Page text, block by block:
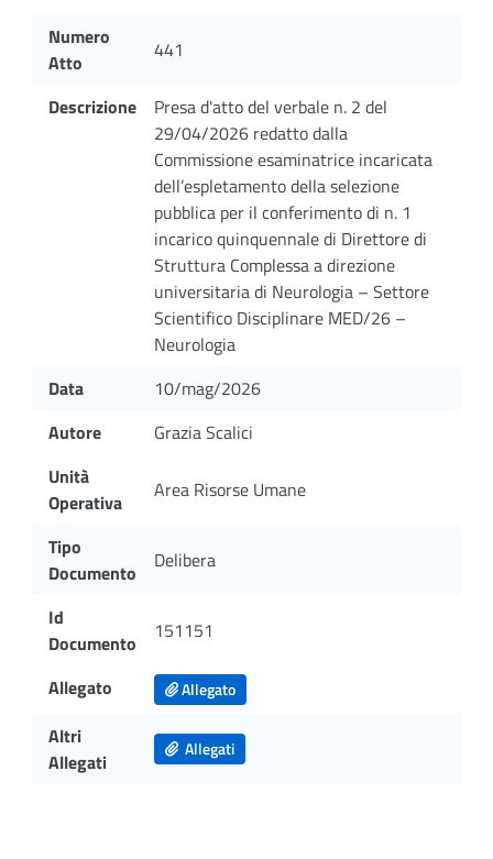
Numero
Atto
441
Descrizione
Presa d'atto del verbale n. 2 del
29/04/2026 redatto dalla
Commissione esaminatrice incaricata
dell’espletamento della selezione
pubblica per il conferimento di n. 1
incarico quinquennale di Direttore di
Struttura Complessa a direzione
universitaria di Neurologia – Settore
Scientifico Disciplinare MED/26 –
Neurologia
Data
10/mag/2026
Autore
Grazia Scalici
Unità
Operativa
Area Risorse Umane
Tipo
Documento
Delibera
Id
Documento
151151
Allegato Allegato
Altri
Allegati
Allegati